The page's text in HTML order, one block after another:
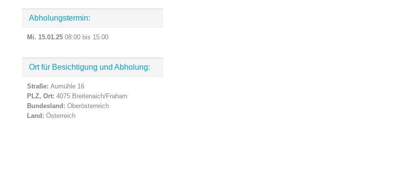
Abholungstermin:
Mi. 15.01.25 08:00 bis 15:00
Ort für Besichtigung und Abholung:
Straße: Aumühle 16
PLZ, Ort: 4075 Breitenaich/Fraham
Bundesland: Oberösterreich
Land: Österreich